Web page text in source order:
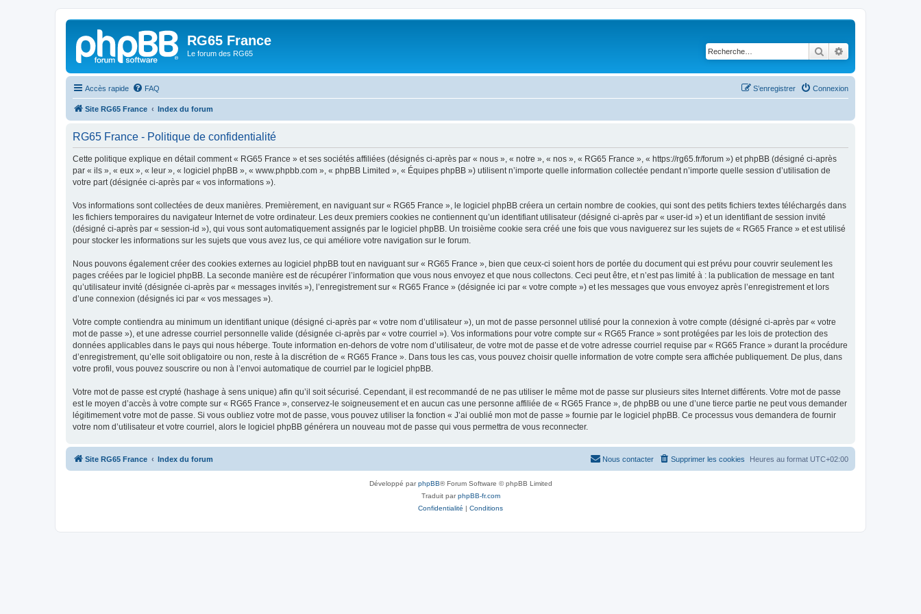
RG65 France
Le forum des RG65 Rechercher
Accès rapide FAQ Connexion
S’enregistrer
Site RG65 France Index du forum
RG65 France - Politique de confidentialité
Cette politique explique en détail comment « RG65 France » et ses sociétés affiliées (désignés ci-après par « nous », « notre », « nos », « RG65 France », « https://rg65.fr/forum ») et phpBB (désigné ci-après
par « ils », « eux », « leur », « logiciel phpBB », « www.phpbb.com », « phpBB Limited », « Équipes phpBB ») utilisent n’importe quelle information collectée pendant n’importe quelle session d’utilisation de
votre part (désignée ci-après par « vos informations »).
Vos informations sont collectées de deux manières. Premièrement, en naviguant sur « RG65 France », le logiciel phpBB créera un certain nombre de cookies, qui sont des petits fichiers textes téléchargés dans
les fichiers temporaires du navigateur Internet de votre ordinateur. Les deux premiers cookies ne contiennent qu’un identifiant utilisateur (désigné ci-après par « user-id ») et un identifiant de session invité
(désigné ci-après par « session-id »), qui vous sont automatiquement assignés par le logiciel phpBB. Un troisième cookie sera créé une fois que vous naviguerez sur les sujets de « RG65 France » et est utilisé
pour stocker les informations sur les sujets que vous avez lus, ce qui améliore votre navigation sur le forum.
Nous pouvons également créer des cookies externes au logiciel phpBB tout en naviguant sur « RG65 France », bien que ceux-ci soient hors de portée du document qui est prévu pour couvrir seulement les
pages créées par le logiciel phpBB. La seconde manière est de récupérer l’information que vous nous envoyez et que nous collectons. Ceci peut être, et n’est pas limité à : la publication de message en tant
qu’utilisateur invité (désignée ci-après par « messages invités »), l’enregistrement sur « RG65 France » (désignée ici par « votre compte ») et les messages que vous envoyez après l’enregistrement et lors
d’une connexion (désignés ici par « vos messages »).
Votre compte contiendra au minimum un identifiant unique (désigné ci-après par « votre nom d’utilisateur »), un mot de passe personnel utilisé pour la connexion à votre compte (désigné ci-après par « votre
mot de passe »), et une adresse courriel personnelle valide (désignée ci-après par « votre courriel »). Vos informations pour votre compte sur « RG65 France » sont protégées par les lois de protection des
données applicables dans le pays qui nous héberge. Toute information en-dehors de votre nom d’utilisateur, de votre mot de passe et de votre adresse courriel requise par « RG65 France » durant la procédure
d’enregistrement, qu’elle soit obligatoire ou non, reste à la discrétion de « RG65 France ». Dans tous les cas, vous pouvez choisir quelle information de votre compte sera affichée publiquement. De plus, dans
votre profil, vous pouvez souscrire ou non à l’envoi automatique de courriel par le logiciel phpBB.
Votre mot de passe est crypté (hashage à sens unique) afin qu’il soit sécurisé. Cependant, il est recommandé de ne pas utiliser le même mot de passe sur plusieurs sites Internet différents. Votre mot de passe
est le moyen d’accès à votre compte sur « RG65 France », conservez-le soigneusement et en aucun cas une personne affiliée de « RG65 France », de phpBB ou une d’une tierce partie ne peut vous demander
légitimement votre mot de passe. Si vous oubliez votre mot de passe, vous pouvez utiliser la fonction « J’ai oublié mon mot de passe » fournie par le logiciel phpBB. Ce processus vous demandera de fournir
votre nom d’utilisateur et votre courriel, alors le logiciel phpBB générera un nouveau mot de passe qui vous permettra de vous reconnecter.
Site RG65 France Index du forum Heures au format UTC+02:00
Supprimer les cookies
Nous contacter
Développé parphpBB® Forum Software © phpBB Limited
Traduit parphpBB-fr.com
Confidentialité | Conditions